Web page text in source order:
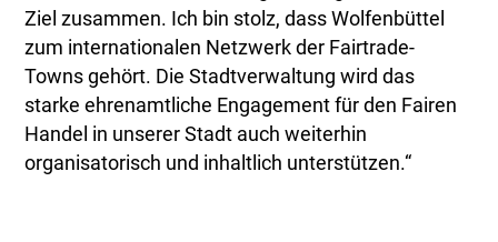
Ziel zusammen. Ich bin stolz, dass Wolfenbüttel
zum internationalen Netzwerk der Fairtrade-
Towns gehört. Die Stadtverwaltung wird das
starke ehrenamtliche Engagement für den Fairen
Handel in unserer Stadt auch weiterhin
organisatorisch und inhaltlich unterstützen.“